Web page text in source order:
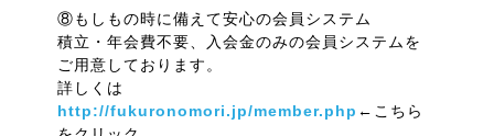
⑧もしもの時に備えて安心の会員システム
積立・年会費不要、入会金のみの会員システムを
ご用意しております。
詳しくは
http://fukuronomori.jp/member.php ←こちら
「ふくろうの杜」は、人気の樹木葬や家族葬、人形供養も承っている
桑名市の葬儀場です。